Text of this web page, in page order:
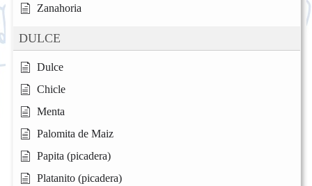
Zanahoria
DULCE
Dulce
Chicle
Menta
Palomita de Maiz
Papita (picadera)
Platanito (picadera)